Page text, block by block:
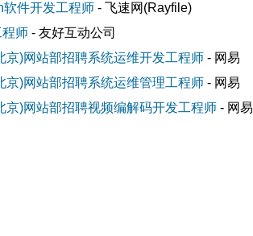
软件开发工程师 - 飞速网(Rayfile)
程师 - 友好互动公司
京)网站部招聘系统运维开发工程师 - 网易
京)网站部招聘系统运维管理工程师 - 网易
京)网站部招聘视频编解码开发工程师 - 网易